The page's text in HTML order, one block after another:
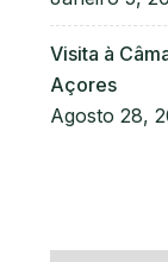
Visita à
Açores
Agosto 28,